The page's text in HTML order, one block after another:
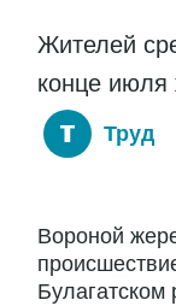
Жителей
конце июля
Труд
Вороной
Булагатском